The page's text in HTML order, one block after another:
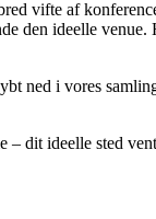
vifte af
den ideelle
ned i vores
dit ideelle sted